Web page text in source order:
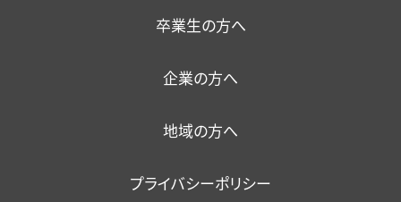
ファカルティ・ディベロップメント
各種保険・学内美化
卒業生の方へ
企業の方へ
地域の方へ
プライバシーポリシー